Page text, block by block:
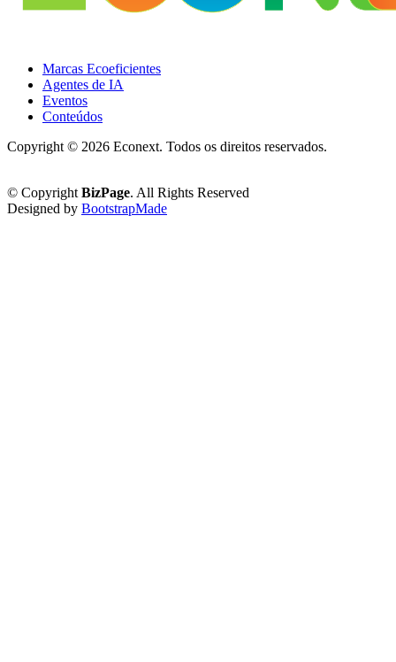
Marcas Ecoeficientes
Agentes de IA
Eventos
Conteúdos
Copyright © 2026 Econext. Todos os direitos reservados.
© Copyright BizPage. All Rights Reserved
Designed by BootstrapMade